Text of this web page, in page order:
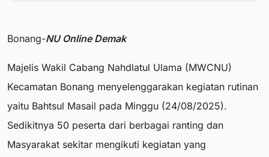
Bonang-NU Online Demak
Majelis Wakil Cabang Nahdlatul Ulama (MWCNU)
Kecamatan Bonang menyelenggarakan kegiatan rutinan
yaitu Bahtsul Masail pada Minggu (24/08/2025).
Sedikitnya 50 peserta dari berbagai ranting dan
Masyarakat sekitar mengikuti kegiatan yang